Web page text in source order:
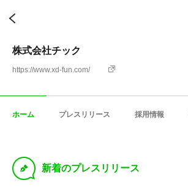
株式会社チック
https://www.xd-fun.com/
ホーム プレスリリース 採用情報
D 新着のプレスリリース